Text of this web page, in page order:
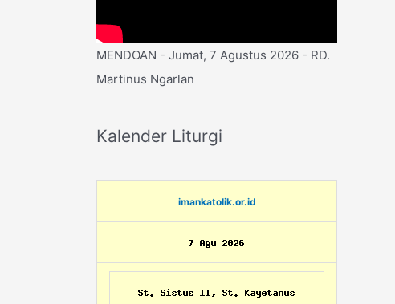
MENDOAN - Jumat, 7 Agustus 2026 - RD.
Martinus Ngarlan
Kalender Liturgi
imankatolik.or.id